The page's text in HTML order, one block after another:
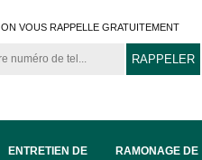
ON VOUS RAPPELLE GRATUITEMENT
ENTRETIEN DE
RAMONAGE DE